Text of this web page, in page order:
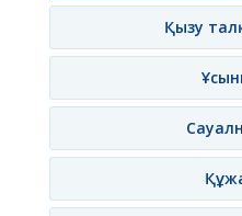
Қызу